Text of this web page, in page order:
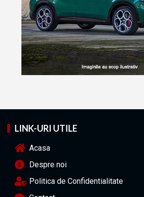
LINK-URI UTILE
Acasa
Despre noi
Politica de Confidentialitate